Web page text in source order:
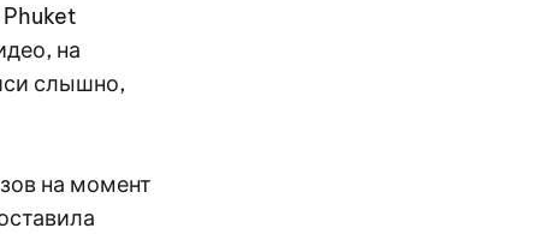
на
слышно,
на момент